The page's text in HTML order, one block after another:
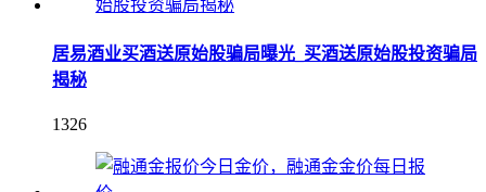
居易酒业买酒送原始股骗局曝光_买酒送原始股投资骗局
揭秘
1326